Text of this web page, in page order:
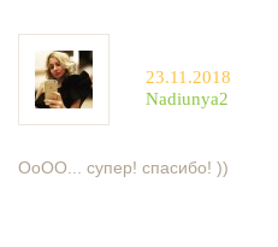
23.11.2018
nadiunya2
ОоОО... супер! спасибо! ))